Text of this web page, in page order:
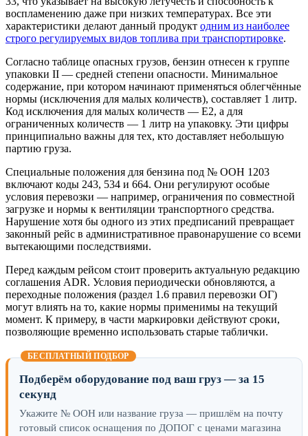
воспламенению даже при низких температурах. Все эти
характеристики делают данный продукт одним из наиболее
строго регулируемых видов топлива при транспортировке.
Согласно таблице опасных грузов, бензин отнесен к группе
упаковки II — средней степени опасности. Минимальное
содержание, при котором начинают применяться облегчённые
нормы (исключения для малых количеств), составляет 1 литр.
Код исключения для малых количеств — E2, а для
ограниченных количеств — 1 литр на упаковку. Эти цифры
принципиально важны для тех, кто доставляет небольшую
партию груза.
Специальные положения для бензина под № ООН 1203
включают коды 243, 534 и 664. Они регулируют особые
условия перевозки — например, ограничения по совместной
загрузке и нормы к вентиляции транспортного средства.
Нарушение хотя бы одного из этих предписаний превращает
законный рейс в административное правонарушение со всеми
вытекающими последствиями.
Перед каждым рейсом стоит проверить актуальную редакцию
соглашения ADR. Условия периодически обновляются, а
переходные положения (раздел 1.6 правил перевозки ОГ)
могут влиять на то, какие нормы применимы на текущий
момент. К примеру, в части маркировки действуют сроки,
позволяющие временно использовать старые таблички.
БЕСПЛАТНЫЙ ПОДБОР
Подберём оборудование под ваш груз — за 15
секунд
Укажите № ООН или название груза — пришлём на почту
готовый список оснащения по ДОПОГ с ценами магазина